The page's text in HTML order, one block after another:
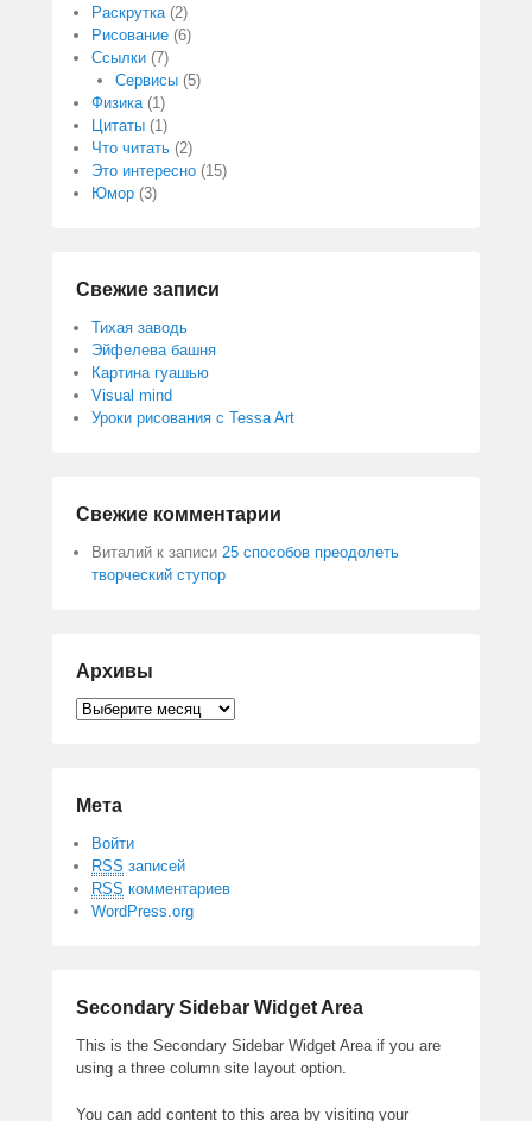
Раскрутка(2)
Рисование (6)
Ссылки (7)
Сервисы(5)
Физика(1)
Цитаты (1)
Что читать (2)
Это интересно (15)
Юмор (3)
Свежие записи
Тихая заводь
Эйфелева башня
Картина гуашью
Visual mind
Уроки рисования с Tessa Art
Свежие комментарии
Виталий к записи 25 способов преодолеть
творческий ступор
Архивы
Архивы
Мета
Войти
RSS записей
RSS комментариев
WordPress.org
Secondary Sidebar Widget Area
This is the Secondary Sidebar Widget Area if you are
using a three column site layout option.
You can add content to this area by visiting your